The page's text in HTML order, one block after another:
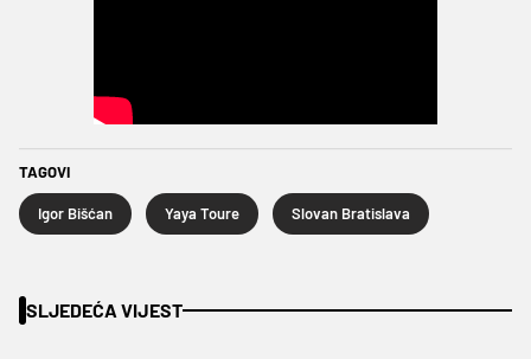
TAGOVI
Igor Bišćan Yaya Toure Slovan Bratislava
SLJEDEĆA VIJEST